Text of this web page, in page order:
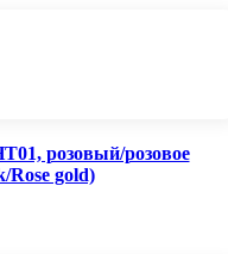
розовый/розовое
Rose gold)